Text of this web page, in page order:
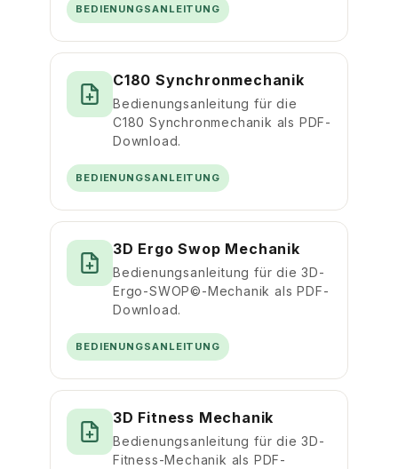
BEDIENUNGSANLEITUNG
C180 Synchronmechanik
Bedienungsanleitung für die
C180 Synchronmechanik als PDF-
Download.
BEDIENUNGSANLEITUNG
3D Ergo Swop Mechanik
Bedienungsanleitung für die 3D-
Ergo-SWOP©-Mechanik als PDF-
Download.
BEDIENUNGSANLEITUNG
3D Fitness Mechanik
Bedienungsanleitung für die 3D-
Fitness-Mechanik als PDF-